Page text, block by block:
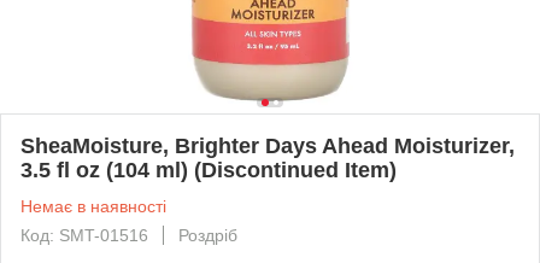
SheaMoisture, Brighter Days Ahead Moisturizer,
3.5 fl oz (104 ml) (Discontinued Item)
Немає в наявності
Код: SMT-01516
Роздріб